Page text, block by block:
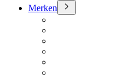
Merken